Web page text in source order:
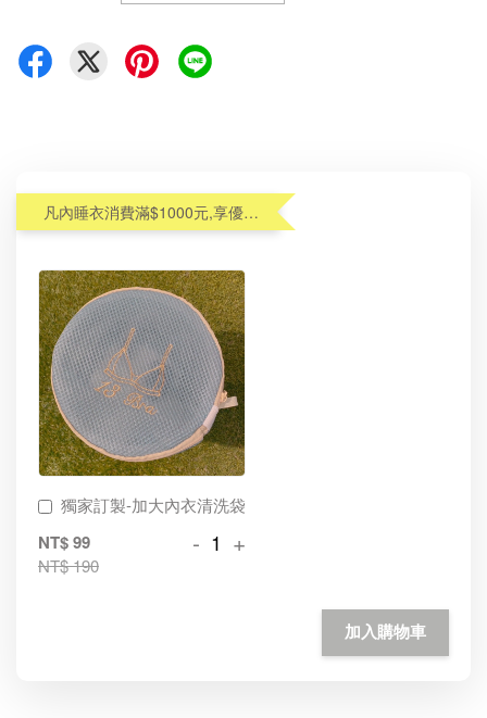
凡內睡衣消費滿$1000元,享優惠價加購內衣洗衣袋$99(原$190)
獨家訂製-加大內衣清洗袋
NT$ 99
NT$ 190
- +
加入購物車